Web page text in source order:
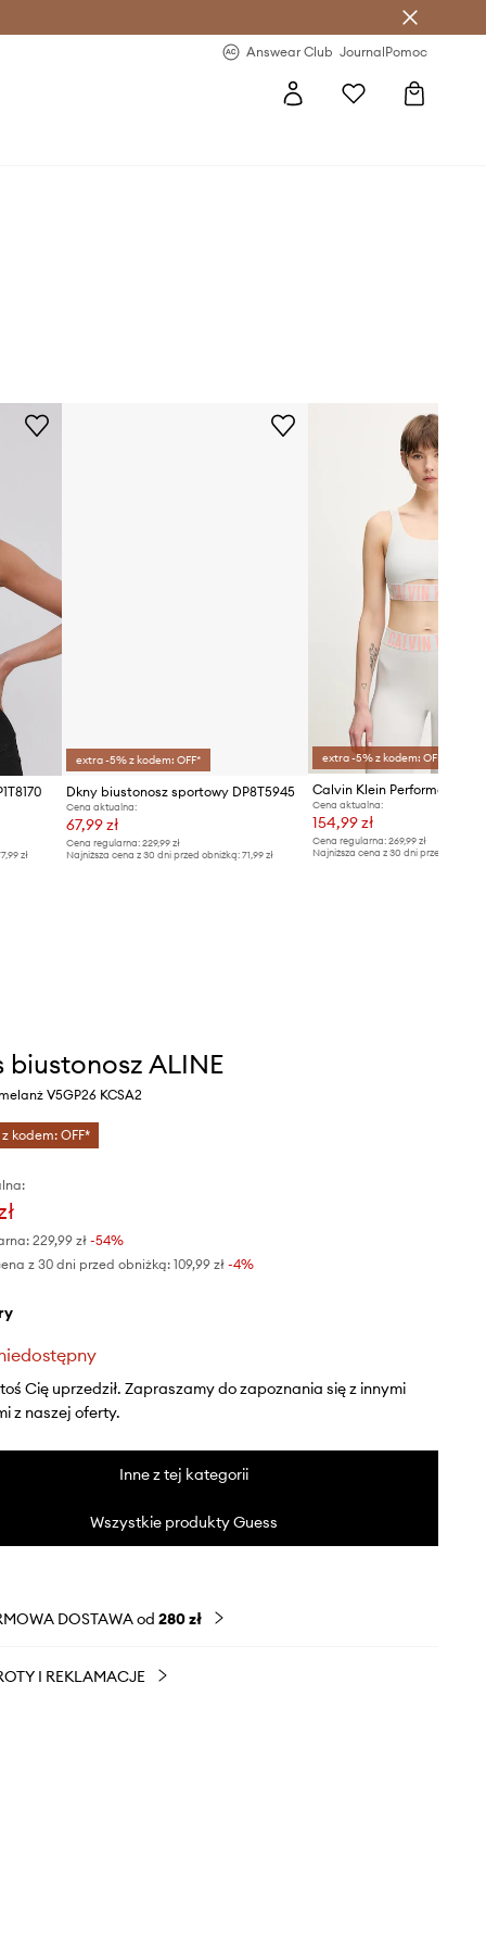
Answear Club JournalPomoc
zł
extra -5% z kodem: OFF*
Dkny biustonosz sportowy DP8T5945
Cena aktualna:
67,99 zł
Cena regularna:229,99 zł
Najniższa cena z 30 dni przed obniżką:71,99 zł
extra -5% z kodem: OFF*
Cena aktualna:
154,99 zł
Cena regularna: 269,99 zł
Najniższa cena z 30 dni przed obniżką:
biustonosz ALINE
V5GP26 KCSA2
kodem: OFF*
229,99 zł-54%
z 30 dni przed obniżką: 109,99 zł -4%
Cię uprzedził. Zapraszamy do zapoznania się z innymi
z naszej oferty.
Inne z tej kategorii
Wszystkie produkty Guess
DOSTAWA od 280 zł
I REKLAMACJE